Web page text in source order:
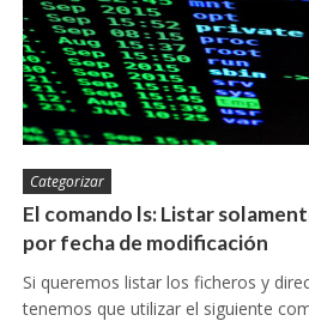
Categorizar
El comando ls: Listar
por fecha de modificación
Si queremos listar los ficheros y
tenemos que utilizar el siguiente